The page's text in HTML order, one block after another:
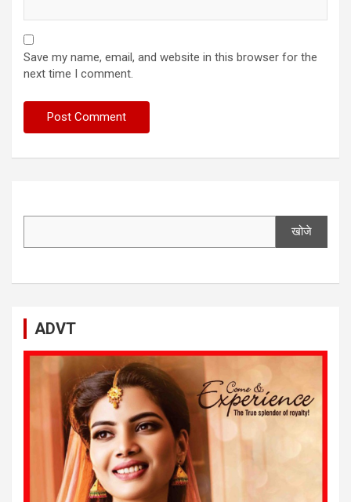
Save my name, email, and website in this browser for the
next time I comment.
खोजे
ADVT